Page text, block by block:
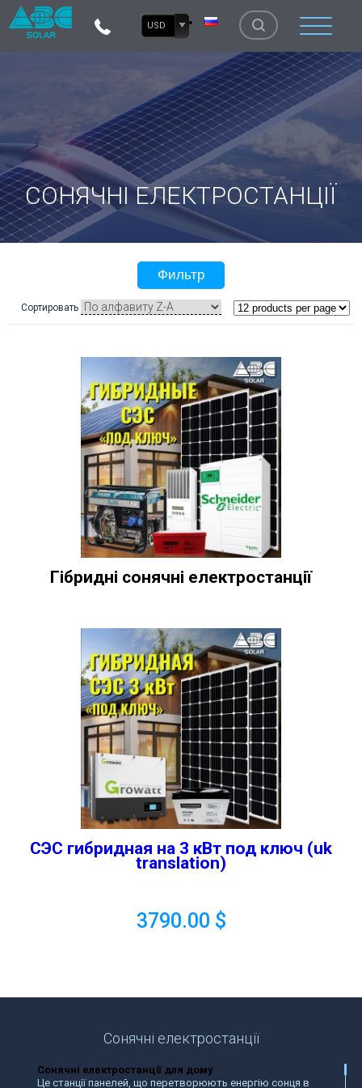
USD
СОНЯЧНІ ЕЛЕКТРОСТАНЦІЇ
Фильтр
Сортировать
Гібридні сонячні електростанції
СЭС гибридная на 3 кВт под ключ (uk
translation)
3790.00 $
Сонячні електростанції
Сонячні електростанції для дому
Це станції панелей, що перетворюють енергію сонця в